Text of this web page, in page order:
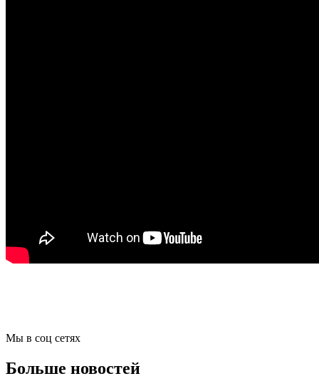
Мы в соц сетях
Больше новостей